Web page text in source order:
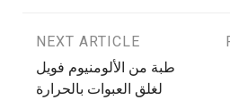
NEXT ARTICLE
طبة من الألومنيوم فويل
لغلق العبوات بالحرارة